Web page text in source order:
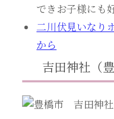
できお子様にも
二川伏見いなり
から
吉田神社（